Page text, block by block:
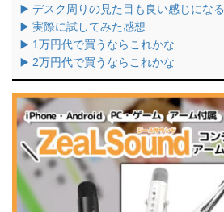
▶️ デスク周りの見た目も良い感じになる
▶️ 実際に試してみた感想
▶️ 1万円代で買うならこれかな
▶️ 2万円代で買うならこれかな